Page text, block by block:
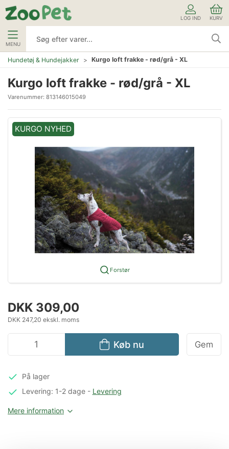
LOG IND KURV
MENU
Hundetøj & Hundejakker Kurgo loft frakke - rød/grå - XL
Kurgo loft frakke - rød/grå - XL
Varenummer: 813146015049
KURGO NYHED
Forstør
DKK 309,00
DKK 247,20 ekskl. moms
Køb nu Gem
På lager
Levering: 1-2 dage- Levering
Mere information